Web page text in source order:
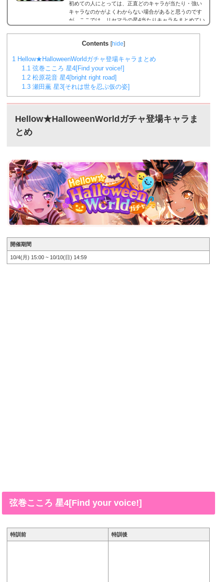
初めての人にとっては、正直どのキャラが当たり・強い
キャラなのかがよくわからない場合があると思うのです
が、ここでは、リセマラの星4当たりキャラをまとめてい
ラのやり方は以下のリンクで。2023年9月29日更新バン
当たりランキングの前に、バンドリ！ガルパにおける...
Contents [hide]
1 Hellow★HalloweenWorldガチャ登場キャラまとめ
1.1 弦巻こころ 星4[Find your voice!]
1.2 松原花音 星4[bright right road]
1.3 瀬田薫 星3[それは世を忍ぶ仮の姿]
Hellow★HalloweenWorldガチャ登場キャラま
とめ
開催期間
10/4(月) 15:00 ~ 10/10(日) 14:59
弦巻こころ 星4[Find your voice!]
特訓前 特訓後